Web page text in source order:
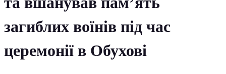
загиблих воїнів під час
церемонії в Обухові